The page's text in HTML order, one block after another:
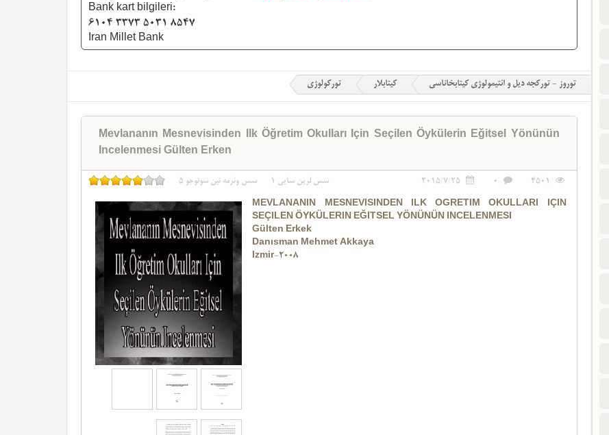
Bank kart bilgileri:
6104 3373 5031 8547
Iran Millet Bank
توروز - تورکجه دیل و ائتیمولوژی کیتابخاناسی کیتابلار تورکولوژی
Mevlananın Mesnevisinden Ilk Öğretim Okulları Için Seçilen Öykülerin Eğitsel Yönünün
Incelenmesi Gülten Erken
4501
0
2015/7/25 سس لرین سایی 1 سس وئرمه نین سونوجو 5
MEVLANANIN MESNEVISINDEN ILK ÖĞRETIM OKULLARI IÇIN
SEÇILEN ÖYKÜLERIN EĞITSEL YÖNÜNÜN INCELENMESI
Gülten Erkek
Danısman Mehmet Akkaya
Izmir-2008